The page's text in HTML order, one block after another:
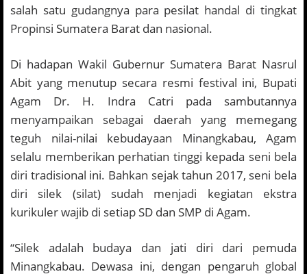
salah satu gudangnya para pesilat handal di tingkat
Propinsi Sumatera Barat dan nasional.
Di hadapan Wakil Gubernur Sumatera Barat Nasrul
Abit yang menutup secara resmi festival ini, Bupati
Agam Dr. H. Indra Catri pada sambutannya
menyampaikan sebagai daerah yang memegang
teguh nilai-nilai kebudayaan Minangkabau, Agam
selalu memberikan perhatian tinggi kepada seni bela
diri tradisional ini. Bahkan sejak tahun 2017, seni bela
diri silek (silat) sudah menjadi kegiatan ekstra
kurikuler wajib di setiap SD dan SMP di Agam.
“Silek adalah budaya dan jati diri dari pemuda
Minangkabau. Dewasa ini, dengan pengaruh global